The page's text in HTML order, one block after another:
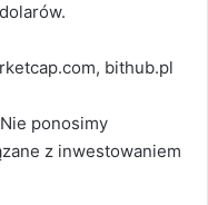
bithub.pl
ponosimy
z inwestowaniem